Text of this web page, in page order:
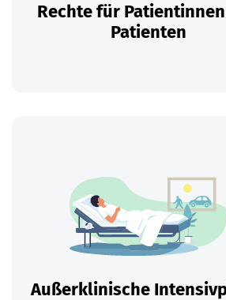
Rechte für
Patienten
Außerklinische